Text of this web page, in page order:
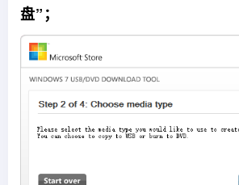
盘”；